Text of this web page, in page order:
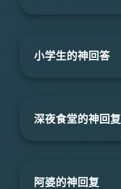
小学生的神回答
深夜食堂的神回复
阿婆的神回复